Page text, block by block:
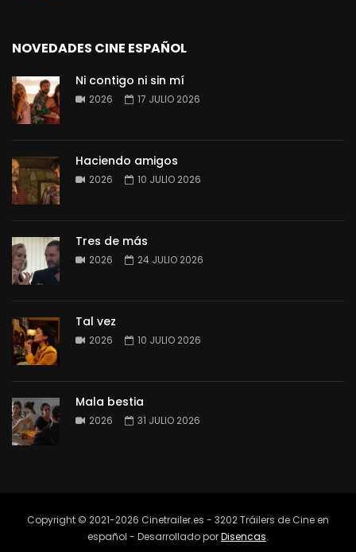
NOVEDADES CINE ESPAÑOL
Ni contigo ni sin mí
2026 17 JULIO 2026
Haciendo amigos
2026 10 JULIO 2026
Tres de más
2026 24 JULIO 2026
Tal vez
2026 10 JULIO 2026
Mala bestia
2026 31 JULIO 2026
Copyright © 2021-2026 Cinetrailer.es - 3202 Tráilers de Cine en
español - Desarrollado porDisencas.